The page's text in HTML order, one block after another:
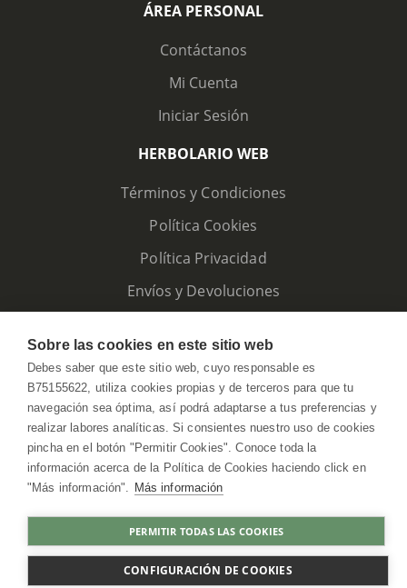
COMPRAR
ÁREA PERSONAL
Contáctanos
Mi Cuenta
Iniciar Sesión
HERBOLARIO WEB
Términos y Condiciones
Política Cookies
Política Privacidad
Envíos y Devoluciones
HerbolarioWeb © 2026. All Rights Reserved
Sobre las cookies en este sitio web
Debes saber que este sitio web, cuyo responsable es
B75155622, utiliza cookies propias y de terceros para que tu
navegación sea óptima, así podrá adaptarse a tus preferencias y
realizar labores analíticas. Si consientes nuestro uso de cookies
pincha en el botón "Permitir Cookies". Conoce toda la
información acerca de la Política de Cookies haciendo click en
"Más información". Más información
PERMITIR TODAS LAS COOKIES
CONFIGURACIÓN DE COOKIES